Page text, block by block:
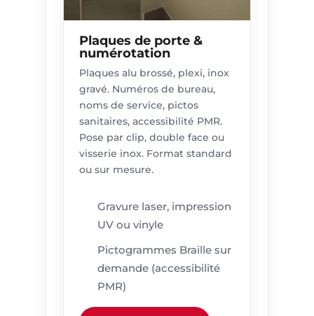
Plaques de porte &
numérotation
Plaques alu brossé, plexi, inox
gravé. Numéros de bureau,
noms de service, pictos
sanitaires, accessibilité PMR.
Pose par clip, double face ou
visserie inox. Format standard
ou sur mesure.
Gravure laser, impression
UV ou vinyle
Pictogrammes Braille sur
demande (accessibilité
PMR)